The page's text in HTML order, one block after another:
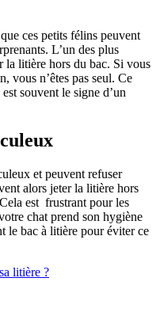
ces petits félins peuvent
L’un des plus
la litière hors du bac. Si vous
vous n’êtes pas seul. Ce
souvent le signe d’un
et peuvent refuser
alors jeter la litière hors
est frustrant pour les
chat prend son hygiène
le bac à litière pour éviter ce
litière ?